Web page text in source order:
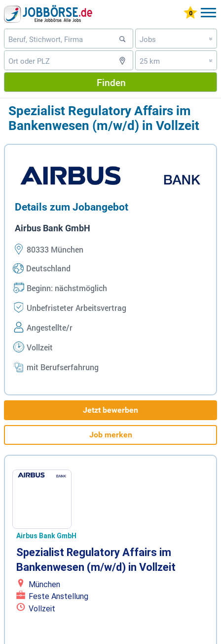
Jobs »
25 km »
Finden
Spezialist Regulatory Affairs im
Bankenwesen (m / w / d) in Vollzeit
Details zum Jobangebot
Airbus Bank GmbH
80333 München
Deutschland
Beginn: nächstmöglich
Unbefristeter Arbeitsvertrag
Angestellte/r
Vollzeit
mit Berufserfahrung
Jetzt bewerben
Job merken